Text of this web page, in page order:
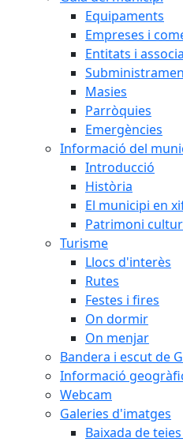
Equipaments
Empreses i
Entitats i
Masies
Parròquies
Emergències
Informació del
Introducció
Història
El municipi en
Patrimoni
Turisme
Llocs d'interès
Rutes
Festes i fires
On dormir
On menjar
Bandera i escut de
Informació
Webcam
Galeries d'imatges
Baixada de